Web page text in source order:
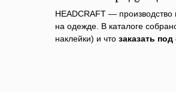
HEADCRAFT — производство
на одежде. В каталоге
наклейки) и что заказать под